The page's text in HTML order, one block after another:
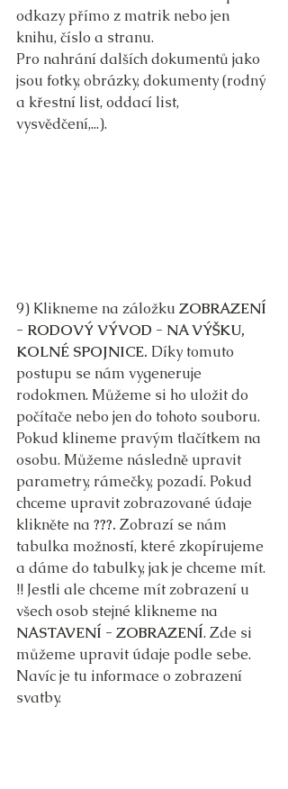
odkazy přímo z matrik nebo jen
knihu, číslo a stranu.
Pro nahrání dalších dokumentů jako
jsou fotky, obrázky, dokumenty (rodný
a křestní list, oddací list,
vysvědčení,...).
9) Klikneme na záložku ZOBRAZENÍ
- RODOVÝ VÝVOD - NA VÝŠKU,
KOLNÉ SPOJNICE. Díky tomuto
postupu se nám vygeneruje
rodokmen. Můžeme si ho uložit do
počítače nebo jen do tohoto souboru.
Pokud klineme pravým tlačítkem na
osobu. Můžeme následně upravit
parametry, rámečky, pozadí. Pokud
chceme upravit zobrazované údaje
klikněte na ???. Zobrazí se nám
tabulka možností, které zkopírujeme
a dáme do tabulky, jak je chceme mít.
!! Jestli ale chceme mít zobrazení u
všech osob stejné klikneme na
NASTAVENÍ - ZOBRAZENÍ. Zde si
můžeme upravit údaje podle sebe.
Navíc je tu informace o zobrazení
svatby.